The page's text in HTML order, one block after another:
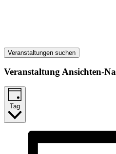
Veranstaltungen suchen
Veranstaltung Ansichten-
Tag